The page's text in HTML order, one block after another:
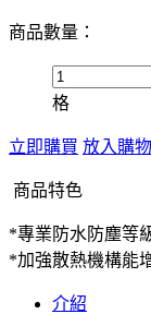
商品數量：
格
立即購買 放入購
商品特色
*專業防水防塵等
*加強散熱機構能
介紹